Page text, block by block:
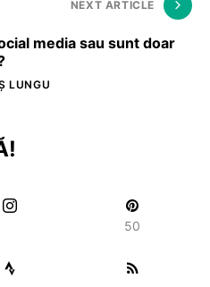
NEXT ARTICLE
media sau sunt doar
LUNGU
50